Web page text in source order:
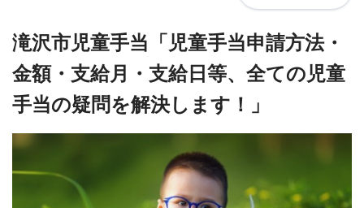
滝沢市児童手当「児童手当申請方法・
金額・支給月・支給日等、全ての児童
手当の疑問を解決します！」